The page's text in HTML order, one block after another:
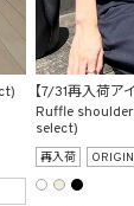
【7/31再入荷ア
Ruffle
select)
再入荷